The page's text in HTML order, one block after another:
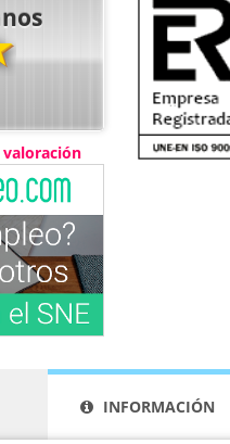
INFORMACIÓN